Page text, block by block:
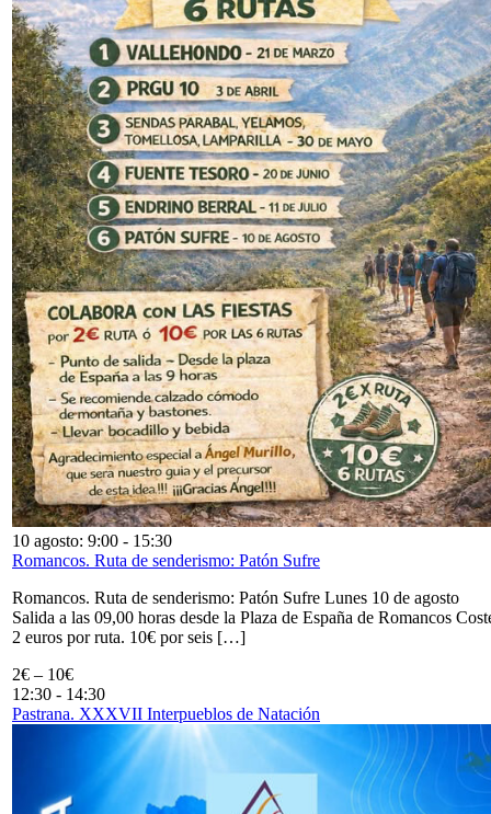
10 agosto: 9:00 - 15:30
Romancos. Ruta de senderismo: Patón Sufre
Romancos. Ruta de senderismo: Patón Sufre Lunes 10 de agosto
Salida a las 09,00 horas desde la Plaza de España de Romancos
2 euros por ruta. 10€ por seis […]
2€ – 10€
12:30 - 14:30
Pastrana. XXXVII Interpueblos de Natación